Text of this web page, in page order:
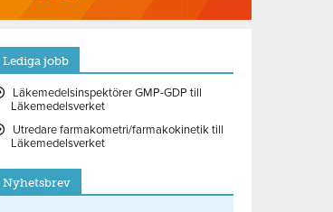
Lediga jobb
Läkemedelsinspektörer GMP-GDP till
Läkemedelsverket
Utredare farmakometri/farmakokinetik till
Läkemedelsverket
Nyhetsbrev